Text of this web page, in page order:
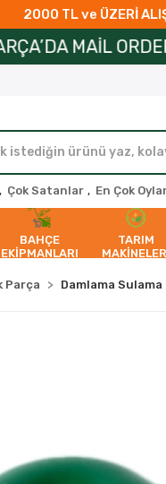
2000 TL ve ÜZERİ
, Çok Satanlar , En Çok
BAHÇE
EKİPMANLARI
TARIM
Parça Damlama Sulama